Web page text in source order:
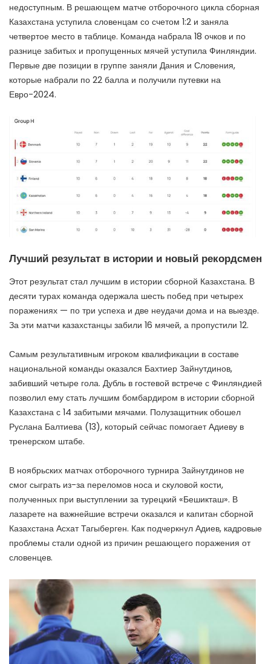
недоступным. В решающем матче отборочного цикла сборная
Казахстана уступила словенцам со счетом 1:2 и заняла
четвертое место в таблице. Команда набрала 18 очков и по
разнице забитых и пропущенных мячей уступила Финляндии.
Первые две позиции в группе заняли Дания и Словения,
которые набрали по 22 балла и получили путевки на
Евро-2024.
Лучший результат в истории и новый рекордсмен
Этот результат стал лучшим в истории сборной Казахстана. В
десяти турах команда одержала шесть побед при четырех
поражениях — по три успеха и две неудачи дома и на выезде.
За эти матчи казахстанцы забили 16 мячей, а пропустили 12.
Самым результативным игроком квалификации в составе
национальной команды оказался Бахтиер Зайнутдинов,
забивший четыре гола. Дубль в гостевой встрече с Финляндией
позволил ему стать лучшим бомбардиром в истории сборной
Казахстана с 14 забитыми мячами. Полузащитник обошел
Руслана Балтиева (13), который сейчас помогает Адиеву в
тренерском штабе.
В ноябрьских матчах отборочного турнира Зайнутдинов не
смог сыграть из-за переломов носа и скуловой кости,
полученных при выступлении за турецкий «Бешикташ». В
лазарете на важнейшие встречи оказался и капитан сборной
Казахстана Асхат Тагыберген. Как подчеркнул Адиев, кадровые
проблемы стали одной из причин решающего поражения от
словенцев.